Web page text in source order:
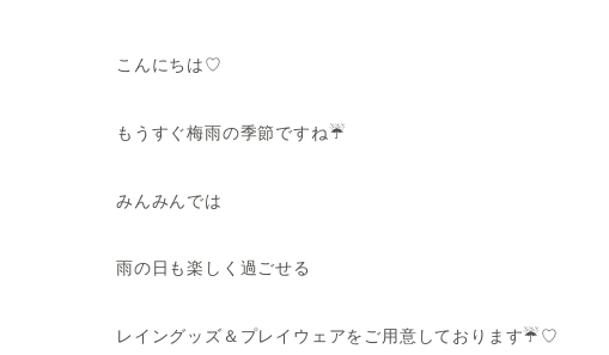
こんにちは♡
もうすぐ梅雨の季節ですね☔
みんみんでは
雨の日も楽しく過ごせる
レイングッズ＆プレイウェアをご用意しております☔♡